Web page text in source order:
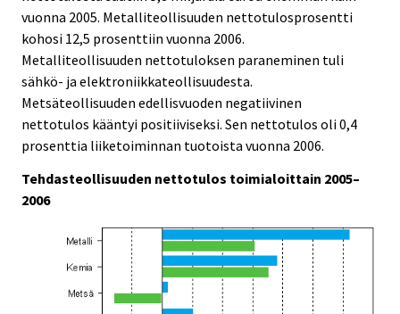
vuonna 2005. Metalliteollisuuden nettotulosprosentti
kohosi 12,5 prosenttiin vuonna 2006.
Metalliteollisuuden nettotuloksen paraneminen tuli
sähkö- ja elektroniikkateollisuudesta.
Metsäteollisuuden edellisvuoden negatiivinen
nettotulos kääntyi positiiviseksi. Sen nettotulos oli 0,4
prosenttia liiketoiminnan tuotoista vuonna 2006.
Tehdasteollisuuden nettotulos toimialoittain 2005–
2006